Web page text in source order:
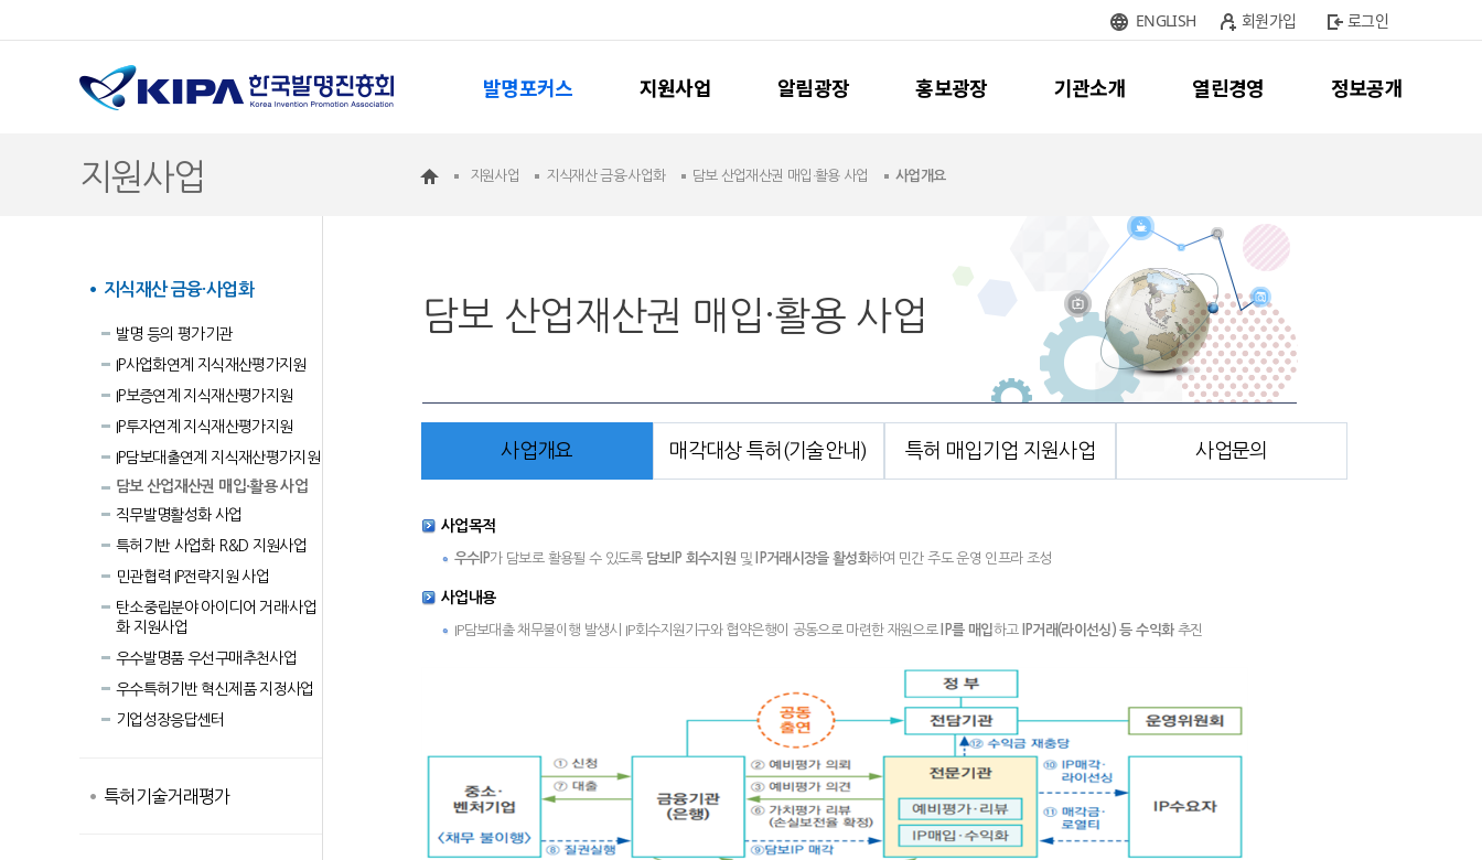
ENGLISH 회원가입 로그인
발명포커스 지원사업 알림광장 홍보광장 기관소개 열린경영 정보공개
지원사업 지원사업 지식재산 금융·사업화 담보 산업재산권 매입·활용 사업 사업개요
지식재산 금융·사업화
발명 등의 평가기관
IP사업화연계 지식재산평가지원
IP보증연계 지식재산평가지원
IP투자연계 지식재산평가지원
IP담보대출연계 지식재산평가지원
담보 산업재산권 매입·활용 사업
직무발명활성화 사업
특허기반 사업화 R&D 지원사업
민관협력 IP전략지원 사업
탄소중립분야 아이디어 거래·사업
화 지원사업
우수발명품 우선구매추천사업
우수특허기반 혁신제품 지정사업
기업성장응답센터
특허기술거래평가
담보 산업재산권 매입·활용 사업
사업개요 매각대상 특허(기술안내) 특허 매입기업 지원사업 사업문의
사업목적
우수IP가 담보로 활용될 수 있도록 담보IP 회수지원 및 IP거래시장을 활성화하여 민간 주도 운영 인프라 조성
사업내용
IP담보대출 채무불이행 발생시 IP회수지원기구와 협약은행이 공동으로 마련한 재원으로 IP를 매입하고 IP거래(라이선싱) 등 수익화추진